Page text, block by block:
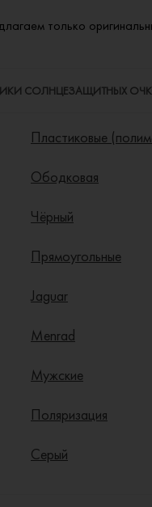
только
СОЛНЦЕЗАЩИТНЫХ
Пластиковые
Ободковая
Чёрный
Прямоугольные
Jaguar
Menrad
Мужские
Поляризация
Серый